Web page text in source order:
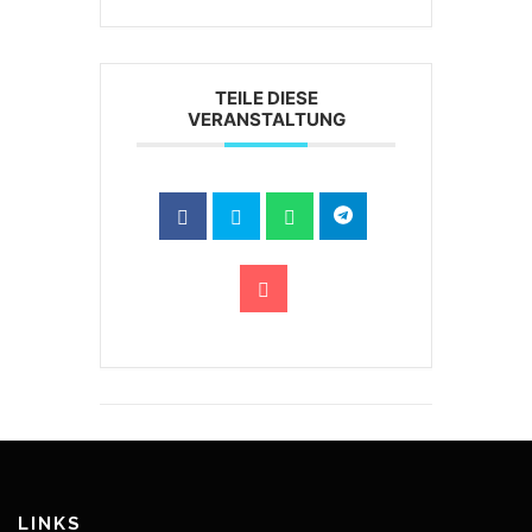
TEILE DIESE
VERANSTALTUNG
LINKS